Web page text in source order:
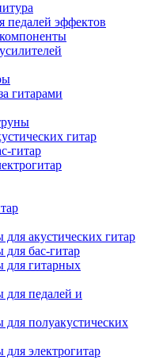
педалей эффектов
гитарами
гитар
гитар
акустических гитар
бас-гитар
для гитарных
педалей и
полуакустических
электрогитар